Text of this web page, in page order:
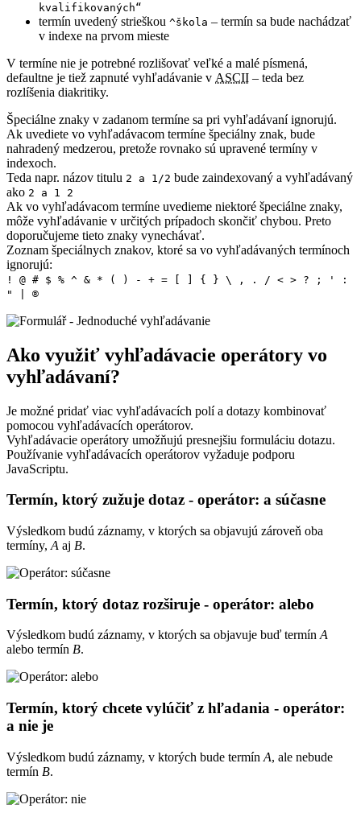
kvalifikovaných“
termín uvedený strieškou ^škola – termín sa bude nachádzať
v indexe na prvom mieste
V termíne nie je potrebné rozlišovať veľké a malé písmená,
defaultne je tiež zapnuté vyhľadávanie v ASCII – teda bez
rozlíšenia diakritiky.
Špeciálne znaky v zadanom termíne sa pri vyhľadávaní ignorujú.
Ak uvediete vo vyhľadávacom termíne špeciálny znak, bude
nahradený medzerou, pretože rovnako sú upravené termíny v
indexoch.
Teda napr. názov titulu 2 a 1/2 bude zaindexovaný a vyhľadávaný
ako 2 a 1 2
Ak vo vyhľadávacom termíne uvedieme niektoré špeciálne znaky,
môže vyhľadávanie v určitých prípadoch skončiť chybou. Preto
doporučujeme tieto znaky vynechávať.
Zoznam špeciálnych znakov, ktoré sa vo vyhľadávaných termínoch
ignorujú:
! @ # $ % ^ & * ( ) - + = [ ] { } \ , . / < > ? ; ' :
" | ®
Ako využiť vyhľadávacie operátory vo
vyhľadávaní?
Je možné pridať viac vyhľadávacích polí a dotazy kombinovať
pomocou vyhľadávacích operátorov.
Vyhľadávacie operátory umožňujú presnejšiu formuláciu dotazu.
Používanie vyhľadávacích operátorov vyžaduje podporu
JavaScriptu.
Termín, ktorý zužuje dotaz - operátor: a súčasne
Výsledkom budú záznamy, v ktorých sa objavujú zároveň oba
termíny, A aj B.
Termín, ktorý dotaz rozširuje - operátor: alebo
Výsledkom budú záznamy, v ktorých sa objavuje buď termín A
alebo termín B.
Termín, ktorý chcete vylúčiť z hľadania - operátor:
a nie je
Výsledkom budú záznamy, v ktorých bude termín A, ale nebude
termín B.